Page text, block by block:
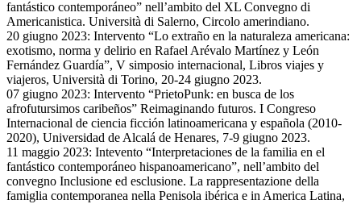
fantástico contemporáneo” nell’ambito del XL Convegno di
Americanistica. Università di Salerno, Circolo amerindiano.
20 giugno 2023: Intervento “Lo extraño en la naturaleza americana:
exotismo, norma y delirio en Rafael Arévalo Martínez y León
Fernández Guardía”, V simposio internacional, Libros viajes y
viajeros, Università di Torino, 20-24 giugno 2023.
07 giugno 2023: Intervento “PrietoPunk: en busca de los
afrofutursimos caribeños” Reimaginando futuros. I Congreso
Internacional de ciencia ficción latinoamericana y española (2010-
2020), Universidad de Alcalá de Henares, 7-9 giugno 2023.
11 maggio 2023: Intevento “Interpretaciones de la familia en el
fantástico contemporáneo hispanoamericano”, nell’ambito del
convegno Inclusione ed esclusione. La rappresentazione della
famiglia contemporanea nella Penisola ibérica e in America Latina,